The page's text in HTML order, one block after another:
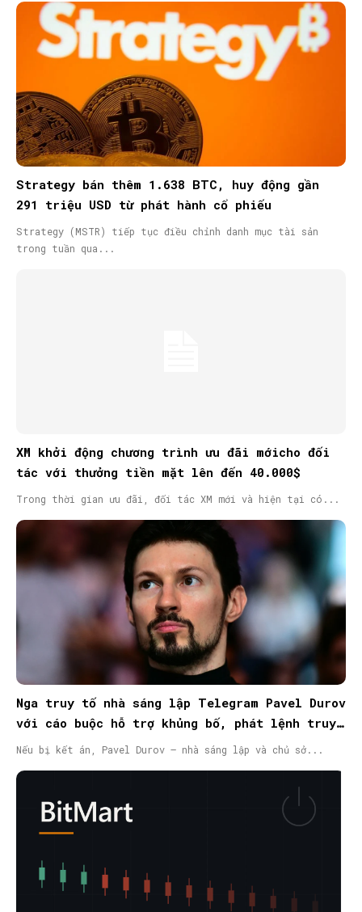
Strategy bán thêm 1.638 BTC, huy động gần
291 triệu USD từ phát hành cổ phiếu
Strategy (MSTR) tiếp tục điều chỉnh danh mục tài sản
trong tuần qua...
XM khởi động chương trình ưu đãi mớicho đối
tác với thưởng tiền mặt lên đến 40.000$
Trong thời gian ưu đãi, đối tác XM mới và hiện tại có...
Nga truy tố nhà sáng lập Telegram Pavel Durov
với cáo buộc hỗ trợ khủng bố, phát lệnh truy
nã quốc tế
Nếu bị kết án, Pavel Durov – nhà sáng lập và chủ sở...